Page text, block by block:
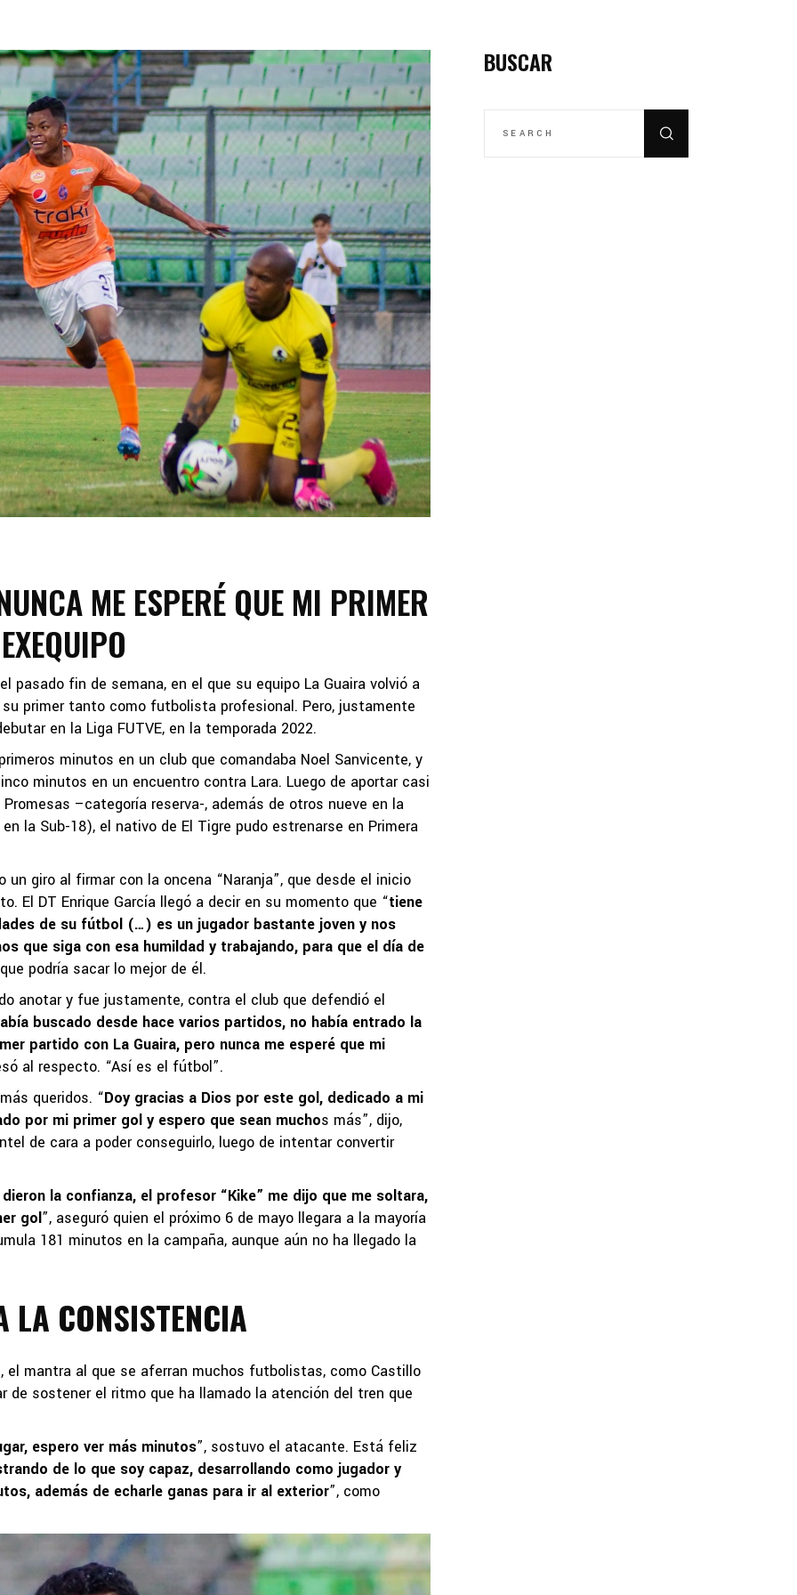
Liga FUTVE 2 2023 – 1a Etapa Centro-Oriental
ME ESPERÉ QUE MI PRIMER
pasado fin de semana, en el que su equipo La Guaira volvió a
primer tanto como futbolista profesional. Pero, justamente
en la Liga FUTVE, en la temporada 2022.
minutos en un club que comandaba Noel Sanvicente, y
minutos en un encuentro contra Lara. Luego de aportar casi
–categoría reserva-, además de otros nueve en la
la Sub-18), el nativo de El Tigre pudo estrenarse en Primera
un giro al firmar con la oncena “Naranja”, que desde el inicio
El DT Enrique García llegó a decir en su momento que “tiene
de su fútbol (…) es un jugador bastante joven y nos
que siga con esa humildad y trabajando, para que el día de
podría sacar lo mejor de él.
anotar y fue justamente, contra el club que defendió el
buscado desde hace varios partidos, no había entrado la
partido con La Guaira, pero nunca me esperé que mi
al respecto. “Así es el fútbol”.
queridos. “Doy gracias a Dios por este gol, dedicado a mi
por mi primer gol y espero que sean muchos más”, dijo,
de cara a poder conseguirlo, luego de intentar convertir
la confianza, el profesor “Kike” me dijo que me soltara,
gol”, aseguró quien el próximo 6 de mayo llegara a la mayoría
181 minutos en la campaña, aunque aún no ha llegado la
LA CONSISTENCIA
el mantra al que se aferran muchos futbolistas, como Castillo
de sostener el ritmo que ha llamado la atención del tren que
espero ver más minutos”, sostuvo el atacante. Está feliz
de lo que soy capaz, desarrollando como jugador y
además de echarle ganas para ir al exterior”, como
BUSCAR